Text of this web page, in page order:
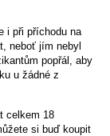
i při příchodu na
neboť jím nebyl
popřál, aby
u žádné z
celkem 18
si buď koupit